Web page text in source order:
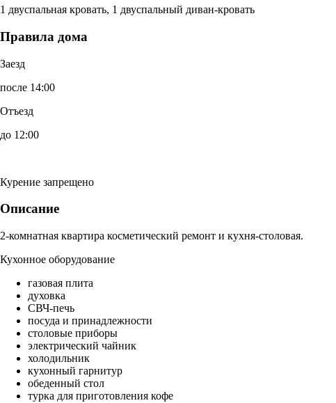
1 двуспальная кровать, 1 двуспальный диван-кровать
Правила дома
Заезд
после 14:00
Отъезд
до 12:00
Курение запрещено
Описание
2-комнатная квартира косметический ремонт и кухня-столовая.
Кухонное оборудование
газовая плита
духовка
СВЧ-печь
посуда и принадлежности
столовые приборы
электрический чайник
холодильник
кухонный гарнитур
обеденный стол
турка для приготовления кофе